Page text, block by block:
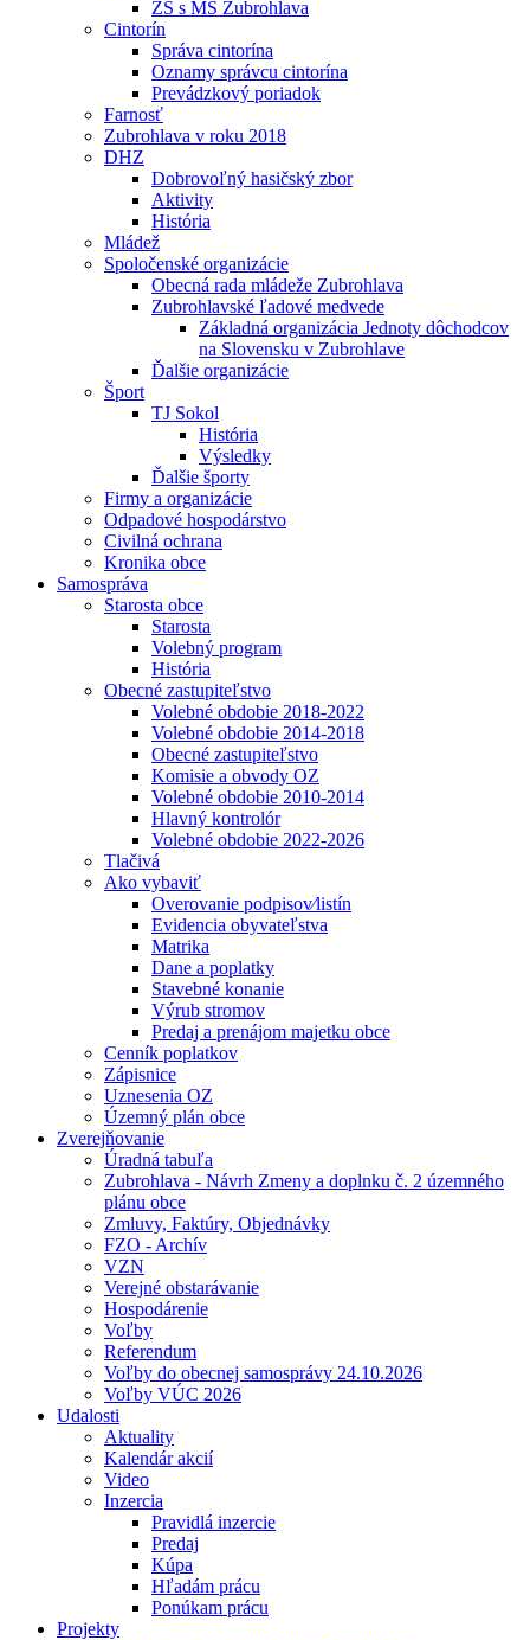
ZŠ s MŠ Zubrohlava
Cintorín
Správa cintorína
Oznamy správcu cintorína
Prevádzkový poriadok
Farnosť
Zubrohlava v roku 2018
DHZ
Dobrovoľný hasičský zbor
Aktivity
História
Mládež
Spoločenské organizácie
Obecná rada mládeže Zubrohlava
Zubrohlavské ľadové medvede
Základná organizácia Jednoty dôchodcov
na Slovensku v Zubrohlave
Ďalšie organizácie
Šport
TJ Sokol
História
Výsledky
Ďalšie športy
Firmy a organizácie
Odpadové hospodárstvo
Civilná ochrana
Kronika obce
Samospráva
Starosta obce
Starosta
Volebný program
História
Obecné zastupiteľstvo
Volebné obdobie 2018-2022
Volebné obdobie 2014-2018
Obecné zastupiteľstvo
Komisie a obvody OZ
Volebné obdobie 2010-2014
Hlavný kontrolór
Volebné obdobie 2022-2026
Tlačivá
Ako vybaviť
Overovanie podpisov⁄listín
Evidencia obyvateľstva
Matrika
Dane a poplatky
Stavebné konanie
Výrub stromov
Predaj a prenájom majetku obce
Cenník poplatkov
Zápisnice
Uznesenia OZ
Územný plán obce
Zverejňovanie
Úradná tabuľa
Zubrohlava - Návrh Zmeny a doplnku č. 2 územného
plánu obce
Zmluvy, Faktúry, Objednávky
FZO - Archív
VZN
Verejné obstarávanie
Hospodárenie
Voľby
Referendum
Voľby do obecnej samosprávy 24.10.2026
Voľby VÚC 2026
Udalosti
Aktuality
Kalendár akcií
Video
Inzercia
Pravidlá inzercie
Predaj
Kúpa
Hľadám prácu
Ponúkam prácu
Projekty